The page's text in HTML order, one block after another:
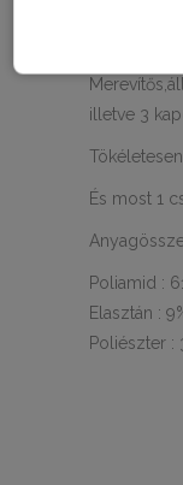
A Dorina
biztosít
illetve 3
És most 1
Poliamid :
Elasztán :
Poliészter :